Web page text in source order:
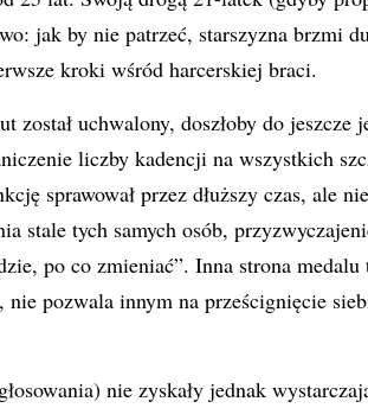
jak by nie patrzeć, starszyzna brzmi
kroki wśród harcerskiej braci.
uchwalony, doszłoby do jeszcze
liczby kadencji na wszystkich
sprawował przez dłuższy czas, ale nie
stale tych samych osób,
po co zmieniać”. Inna strona medalu
pozwala innym na prześcignięcie
nie zyskały jednak